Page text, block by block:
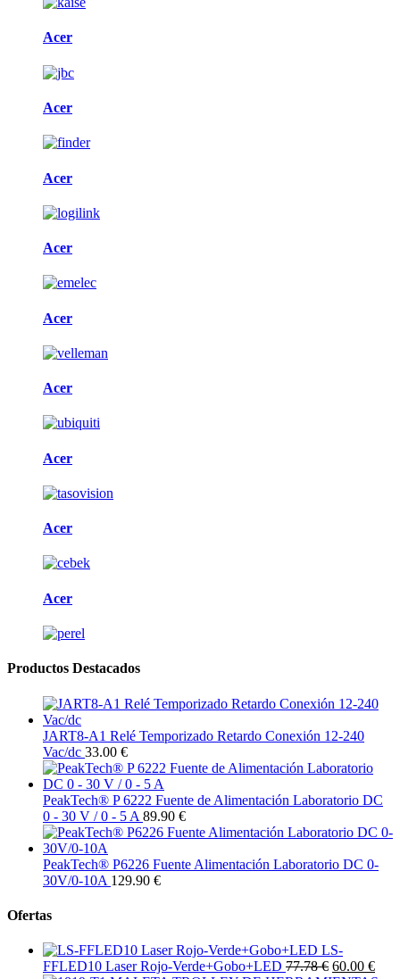
Acer
Acer
Acer
Acer
Acer
Acer
Acer
Acer
Acer
Productos Destacados
JART8-A1 Relé Temporizado Retardo Conexión 12-240
Vac/dc 33.00 €
PeakTech® P 6222 Fuente de Alimentación Laboratorio DC
0 - 30 V / 0 - 5 A 89.90 €
PeakTech® P6226 Fuente Alimentación Laboratorio DC 0-
30V/0-10A 129.90 €
Ofertas
LS-
FFLED10 Laser Rojo-Verde+Gobo+LED 77.78 € 60.00 €